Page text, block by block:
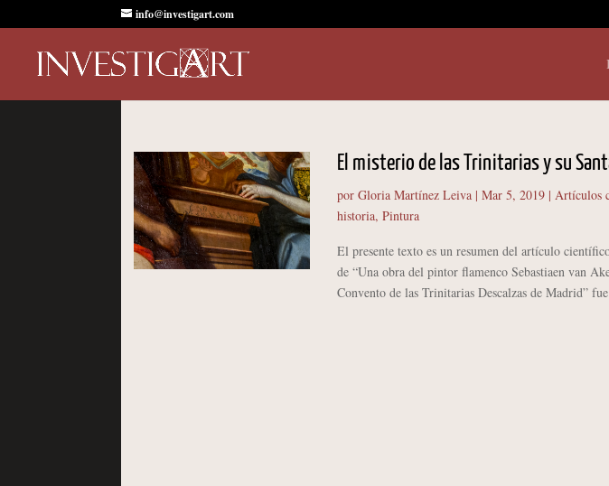
info@investigart.com
El misterio de las Trinitarias y su
por Gloria Martínez Leiva| Mar 5, 2019| Artículos
historia, Pintura
El presente texto es un resumen del artículo
de “Una obra del pintor flamenco Sebastiaen van
Convento de las Trinitarias Descalzas de Madrid”